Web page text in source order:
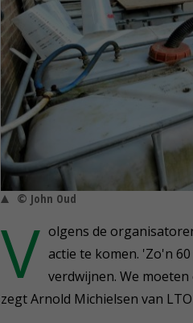
© John Oud
V olgens de
actie te komen. 'Zo'n
verdwijnen. We
zegt Arnold Michielsen van